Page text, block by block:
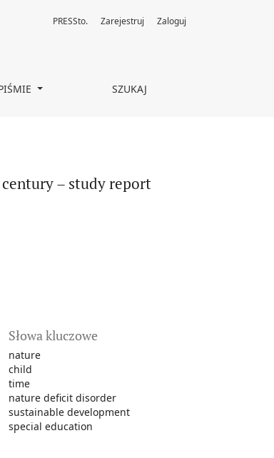
SZUKAJ
PRESSto. Zarejestruj Zaloguj
– study report
Słowa kluczowe
nature
child
time
nature deficit disorder
sustainable development
special education